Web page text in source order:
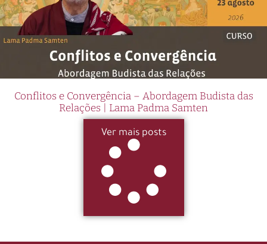
Conflitos e Convergência – Abordagem Budista das
Relações | Lama Padma Samten
Ver mais posts